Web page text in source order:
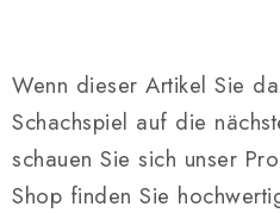
Wenn dieser Artikel Sie
Schachspiel auf die
schauen Sie sich unser
Shop finden Sie